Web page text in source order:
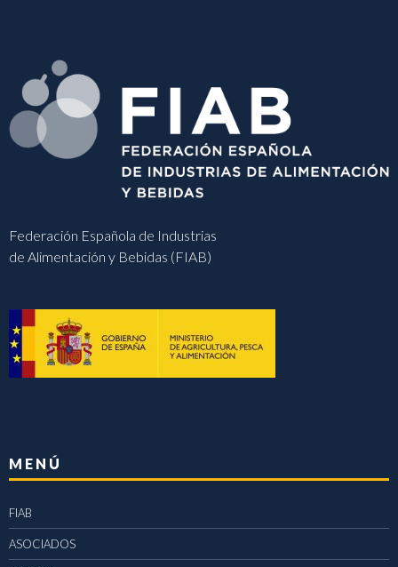
Federación Española de Industrias
de Alimentación y Bebidas (FIAB)
MENÚ
FIAB
ASOCIADOS